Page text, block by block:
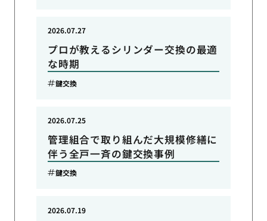
プロが教えるシリンダー交換の最適
な時期
2026.07.27
鍵交換
管理組合で取り組んだ大規模修繕に
伴う全戸一斉の鍵交換事例
2026.07.25
鍵交換
2026.07.19